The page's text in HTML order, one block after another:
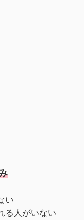
い
る人がいない